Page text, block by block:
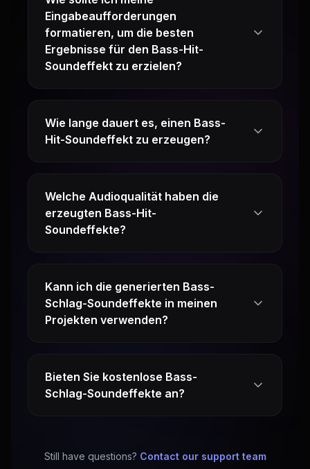
Eingabeaufforderungen
formatieren, um die besten
Ergebnisse für den Bass-Hit-
Soundeffekt zu erzielen?
Wie lange dauert es, einen Bass-
Hit-Soundeffekt zu erzeugen?
Welche Audioqualität haben die
erzeugten Bass-Hit-
Soundeffekte?
Kann ich die generierten Bass-
Schlag-Soundeffekte in meinen
Projekten verwenden?
Bieten Sie kostenlose Bass-
Schlag-Soundeffekte an?
Still have questions? Contact our support team